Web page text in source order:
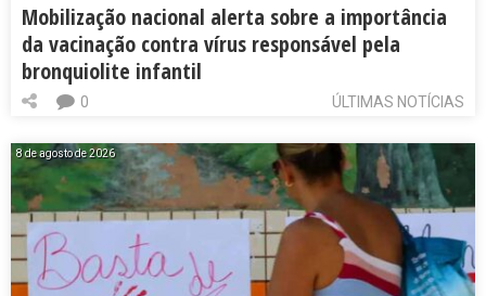
Mobilização nacional alerta sobre a importância
da vacinação contra vírus responsável pela
bronquiolite infantil
ÚLTIMAS NOTÍCIAS
0
8 de agosto de 2026